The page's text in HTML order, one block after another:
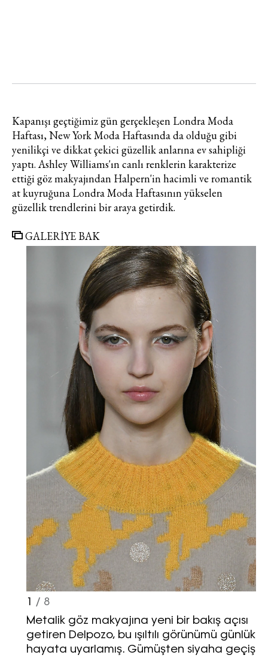
Kapanışı geçtiğimiz gün gerçekleşen Londra Moda
Haftası, New York Moda Haftasında da olduğu gibi
yenilikçi ve dikkat çekici güzellik anlarına ev sahipliği
yaptı. Ashley Williams'ın canlı renklerin karakterize
ettiği göz makyajından Halpern'in hacimli ve romantik
at kuyruğuna Londra Moda Haftasının yükselen
güzellik trendlerini bir araya getirdik.
GALERİYE BAK
1 / 8
Metalik göz makyajına yeni bir bakış açısı
getiren Delpozo, bu ışıltılı görünümü günlük
hayata uyarlamış. Gümüşten siyaha geçiş